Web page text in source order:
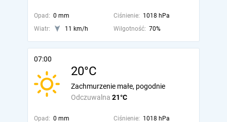
Opad: 0 mm Ciśnienie: 1018 hPa
Wiatr:
11 km/h Wilgotność: 70%
07:00
20°C
Odczuwalna 21°C
Zachmurzenie małe, pogodnie
Opad: 0 mm Ciśnienie: 1018 hPa